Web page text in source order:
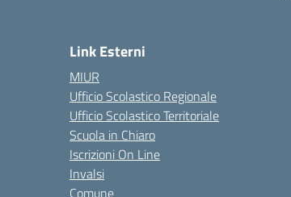
Link Esterni
MIUR
Ufficio Scolastico Regionale
Ufficio Scolastico Territoriale
Scuola in Chiaro
Iscrizioni On Line
Invalsi
Comune